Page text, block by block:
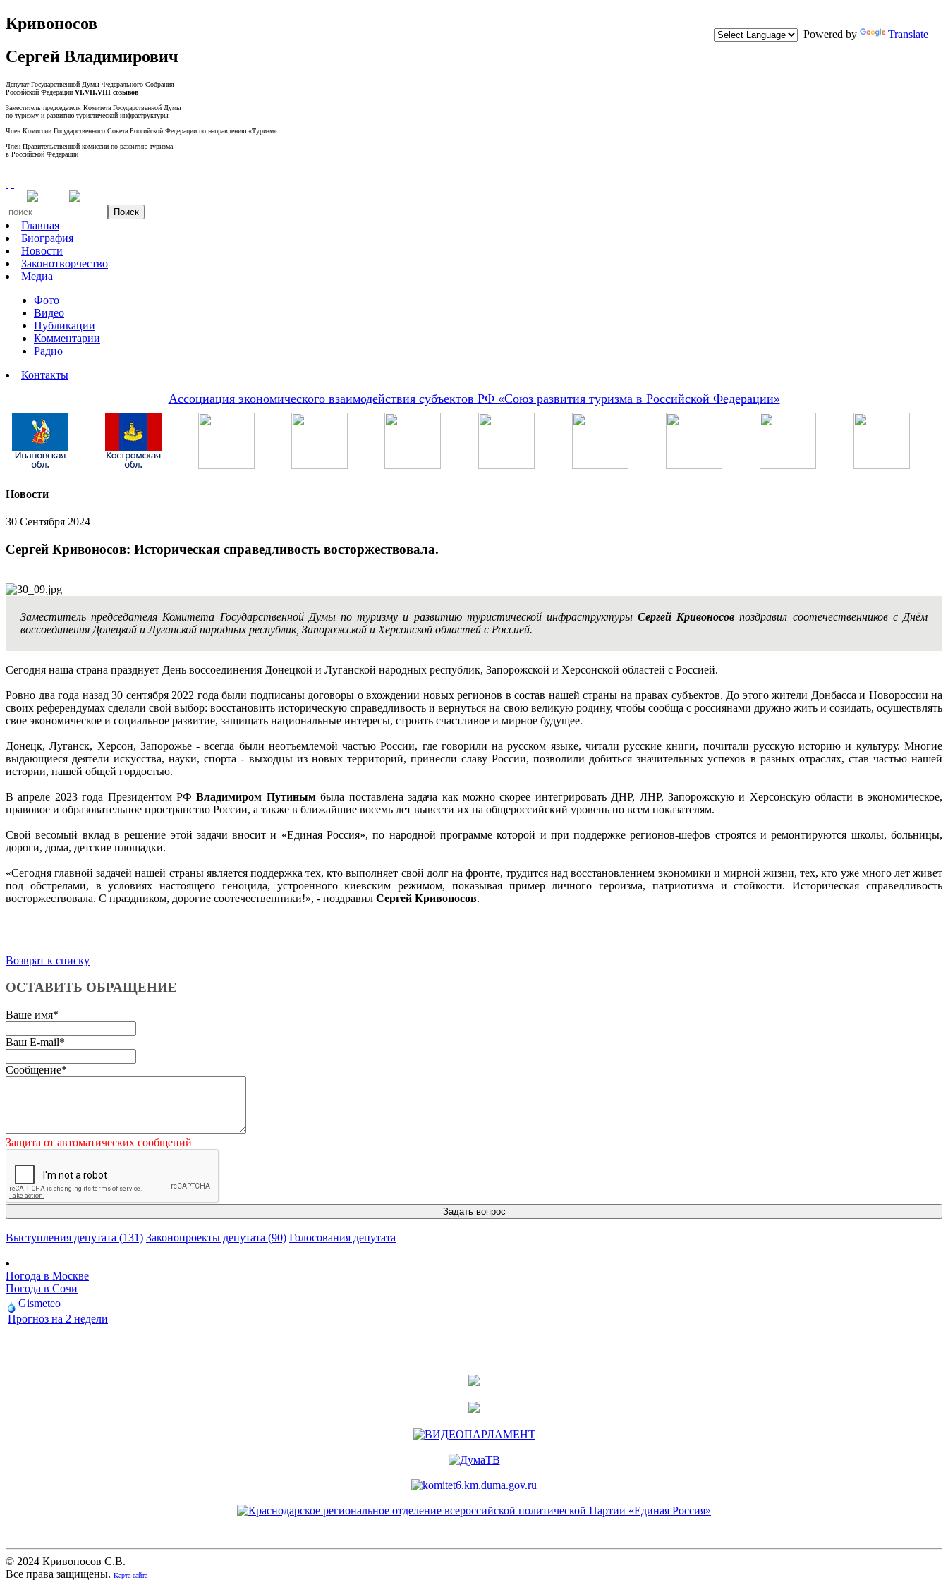
Powered by Translate
Кривоносов
Сергей Владимирович
Депутат Государственной Думы Федерального Собрания
Российской Федерации VI,VII,VIII созывов
Заместитель председателя Комитета Государственной Думы
по туризму и развитию туристической инфраструктуры
Член Комиссии Государственного Совета Российской Федерации по направлению «Туризм»
Член Правительственной комиссии по развитию туризма
в Российской Федерации
Поиск
Главная
Биография
Новости
Законотворчество
Медиа
Фото
Видео
Публикации
Комментарии
Радио
Контакты
Ассоциация экономического взаимодействия субъектов РФ «Союз развития туризма в Российской Федерации»
Новости
30 Сентября 2024
Сергей Кривоносов: Историческая справедливость восторжествовала.
Заместитель председателя Комитета Государственной Думы по туризму и развитию туристической инфраструктурыСергей Кривоносов поздравил соотечественников с Днём
воссоединения Донецкой и Луганской народных республик, Запорожской и Херсонской областей с Россией.
Сегодня наша страна празднует День воссоединения Донецкой и Луганской народных республик, Запорожской и Херсонской областей с Россией.
Ровно два года назад 30 сентября 2022 года были подписаны договоры о вхождении новых регионов в состав нашей страны на правах субъектов. До этого жители Донбасса и Новороссии на
своих референдумах сделали свой выбор: восстановить историческую справедливость и вернуться на свою великую родину, чтобы сообща с россиянами дружно жить и созидать, осуществлять
свое экономическое и социальное развитие, защищать национальные интересы, строить счастливое и мирное будущее.
Донецк, Луганск, Херсон, Запорожье - всегда были неотъемлемой частью России, где говорили на русском языке, читали русские книги, почитали русскую историю и культуру. Многие
выдающиеся деятели искусства, науки, спорта - выходцы из новых территорий, принесли славу России, позволили добиться значительных успехов в разных отраслях, став частью нашей
истории, нашей общей гордостью.
В апреле 2023 года Президентом РФВладимиром Путинымбыла поставлена задача как можно cкорее интегрировать ДНР, ЛНР, Запорожскую и Херсонскую области в экономическое,
правовое и образовательное пространство России, а также в ближайшие восемь лет вывести их на общероссийский уровень по всем показателям.
Свой весомый вклад в решение этой задачи вносит и «Единая Россия», по народной программе которой и при поддержке регионов-шефов строятся и ремонтируются школы, больницы,
дороги, дома, детские площадки.
«Сегодня главной задачей нашей страны является поддержка тех, кто выполняет свой долг на фронте, трудится над восстановлением экономики и мирной жизни, тех, кто уже много лет живет
под обстрелами, в условиях настоящего геноцида, устроенного киевским режимом, показывая пример личного героизма, патриотизма и стойкости. Историческая справедливость
восторжествовала. С праздником, дорогие соотечественники!», - поздравил Сергей Кривоносов.
Возврат к списку
ОСТАВИТЬ ОБРАЩЕНИЕ
Ваше имя*
Ваш E-mail*
Сообщение*
Защита от автоматических сообщений
Выступления депутата (131) Законопроекты депутата (90) Голосования депутата
Погода в Москве
Погода в Сочи
Gismeteo
Прогноз на 2 недели
© 2024 Кривоносов С.В.
Все права защищены. Карта сайта